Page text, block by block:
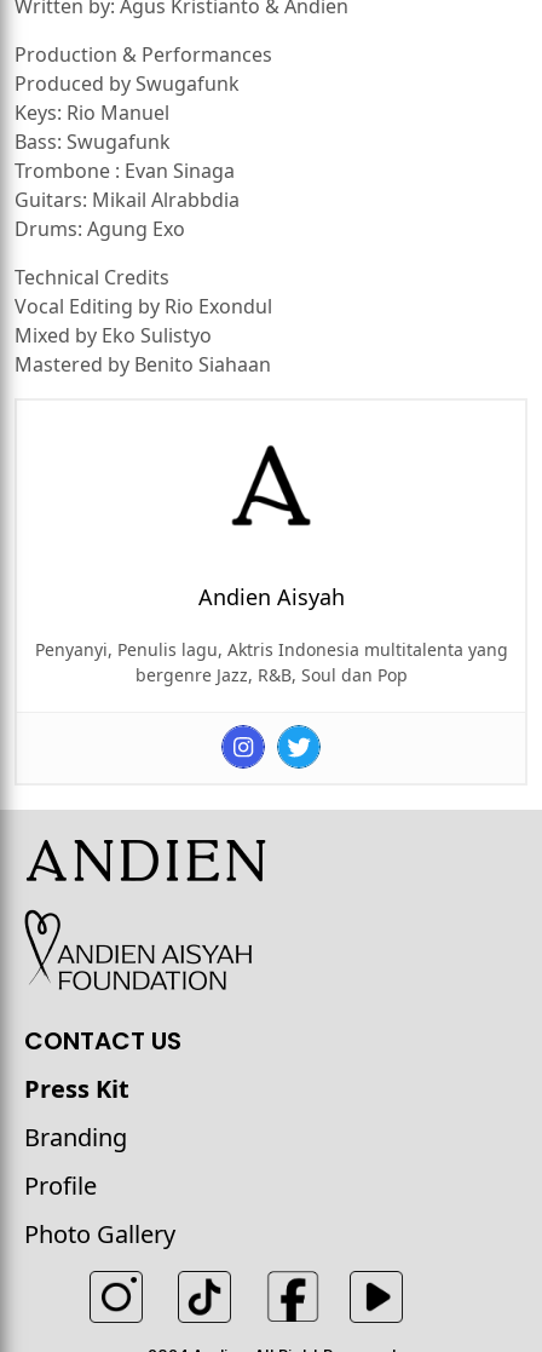
Written by: Agus Kristianto & Andien
Production & Performances
Produced by Swugafunk
Keys: Rio Manuel
Bass: Swugafunk
Trombone : Evan Sinaga
Guitars: Mikail Alrabbdia
Drums: Agung Exo
Technical Credits
Vocal Editing by Rio Exondul
Mixed by Eko Sulistyo
Mastered by Benito Siahaan
Andien Aisyah
Penyanyi, Penulis lagu, Aktris Indonesia multitalenta yang
bergenre Jazz, R&B, Soul dan Pop
CONTACT US
Press Kit
Branding
Profile
Photo Gallery